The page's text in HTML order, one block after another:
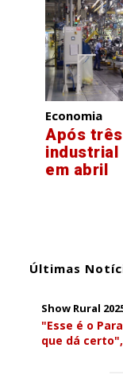
Economia
Após
industrial
em abril
Últimas
Show Rural
"Esse é o
que dá